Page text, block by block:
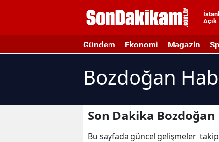
Açık
Gündem Ekonomi Magazin
Bozdoğan
Son Dakika
Bu sayfada güncel gelişmeleri